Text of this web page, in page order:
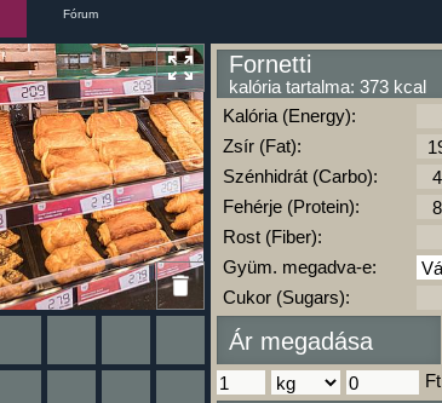
Fórum
Fornetti
kalória tartalma: 373 kcal
Kalória (Energy):
Zsír (Fat):
Szénhidrát (Carbo):
Fehérje (Protein):
Rost (Fiber):
Gyüm. megadva-e:
Cukor (Sugars):
Ár megadása
Ft